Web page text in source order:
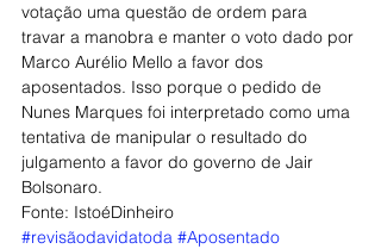
votação uma questão de ordem para
travar a manobra e manter o voto dado por
Marco Aurélio Mello a favor dos
aposentados. Isso porque o pedido de
Nunes Marques foi interpretado como uma
tentativa de manipular o resultado do
julgamento a favor do governo de Jair
Bolsonaro.
Fonte: IstoéDinheiro
#revisãodavidatoda #Aposentado